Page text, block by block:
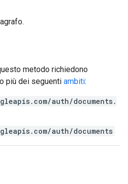
metodo richiedono
più dei seguenti ambiti:
auth/documents.
auth/documents